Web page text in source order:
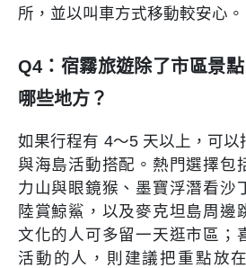
所，並以叫車方式移動較安心。
Q4：宿霧旅遊除了市區景
哪些地方？
如果行程有 4～5 天以上，可以
與海島活動搭配。熱門選擇包
力山與眼鏡猴、墨寶浮潛看沙
陸賞鯨鯊，以及麥克坦島周邊
文化的人可多留一天逛市區；
活動的人，則建議把重點放